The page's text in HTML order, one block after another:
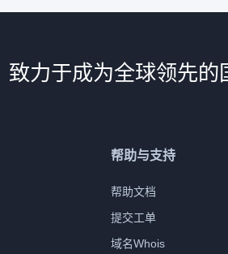
致力于成为全球领先的
帮助与支持
帮助文档
提交工单
域名Whois